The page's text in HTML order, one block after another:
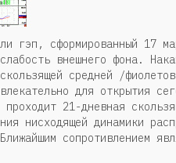
гэп, сформированный 17
внешнего фона.
средней /
для открытия
проходит 21-дневная
нисходящей динамики
сопротивлением